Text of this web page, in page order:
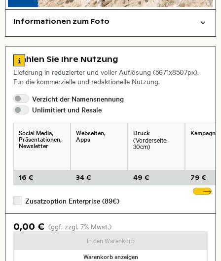
Informationen zum Foto
, Objektiv
Zu den Lizenzinformationen springen
Wählen Sie Ihre Nutzung
Lieferung in reduzierter und voller Auflösung (5671x8507px).
Für die kommerzielle und redaktionelle Nutzung.
Verzicht der Namensnennung
Unlimitiert und Resale
Social Media,
Präsentationen,
Newsletter
16 €
Webseiten,
Apps
34 €
Druck
(Vorderseite:
30cm)
49 € 79 €
Zusatzoption Enterprise (89€)
0,00 € (ggf. zzgl. 7% Mwst.)
In den Warenkorb
Warenkorb anzeigen